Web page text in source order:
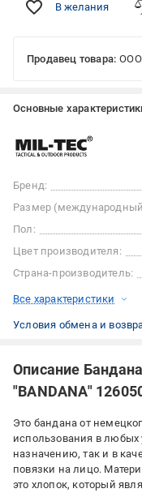
В желания
Продавец товара: ООО
Основные
Бренд:
Размер
Пол:
Цвет производителя:
Страна-производитель:
Все характеристики
Условия обмена и
Описание
"BANDANA"
Это бандана от
использования в любых
назначению, так и в
повязки на лицо.
это хлопок, который